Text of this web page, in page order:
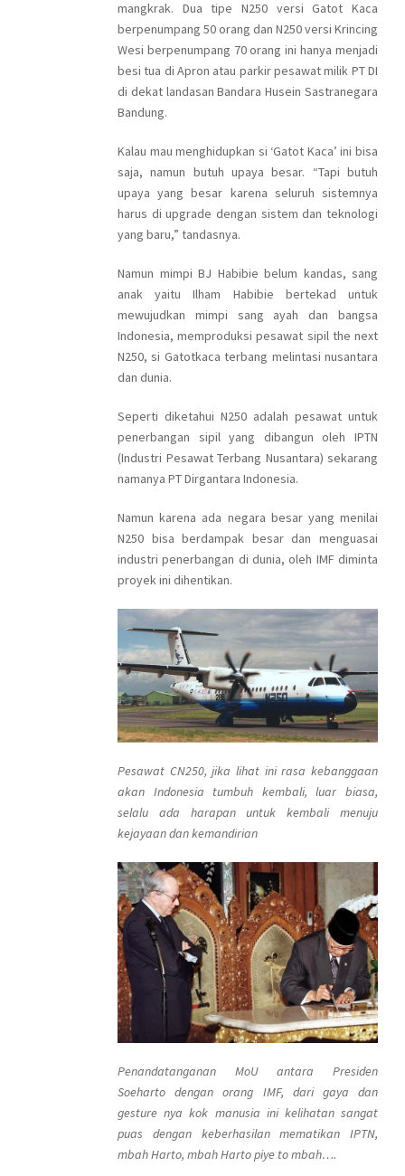
mangkrak. Dua tipe N250 versi Gatot Kaca
berpenumpang 50 orang dan N250 versi Krincing
Wesi berpenumpang 70 orang ini hanya menjadi
besi tua di Apron atau parkir pesawat milik PT DI
di dekat landasan Bandara Husein Sastranegara
Bandung.
Kalau mau menghidupkan si ‘Gatot Kaca’ ini bisa
saja, namun butuh upaya besar. “Tapi butuh
upaya yang besar karena seluruh sistemnya
harus di upgrade dengan sistem dan teknologi
yang baru,” tandasnya.
Namun mimpi BJ Habibie belum kandas, sang
anak yaitu Ilham Habibie bertekad untuk
mewujudkan mimpi sang ayah dan bangsa
Indonesia, memproduksi pesawat sipil the next
N250, si Gatotkaca terbang melintasi nusantara
dan dunia.
Seperti diketahui N250 adalah pesawat untuk
penerbangan sipil yang dibangun oleh IPTN
(Industri Pesawat Terbang Nusantara) sekarang
namanya PT Dirgantara Indonesia.
Namun karena ada negara besar yang menilai
N250 bisa berdampak besar dan menguasai
industri penerbangan di dunia, oleh IMF diminta
proyek ini dihentikan.
Pesawat CN250, jika lihat ini rasa kebanggaan
akan Indonesia tumbuh kembali, luar biasa,
selalu ada harapan untuk kembali menuju
kejayaan dan kemandirian
Penandatanganan MoU antara Presiden
Soeharto dengan orang IMF, dari gaya dan
gesture nya kok manusia ini kelihatan sangat
puas dengan keberhasilan mematikan IPTN,
mbah Harto, mbah Harto piye to mbah….